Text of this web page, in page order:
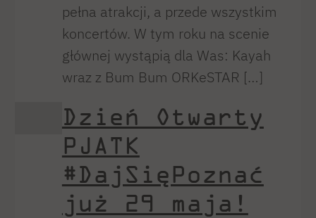
pełna atrakcji, a przede wszystkim
koncertów. W tym roku na scenie
głównej wystąpią dla Was: Kayah
wraz z Bum Bum ORKeSTAR […]
Dzień Otwarty
PJATK
#DajSięPoznać
już 29 maja!